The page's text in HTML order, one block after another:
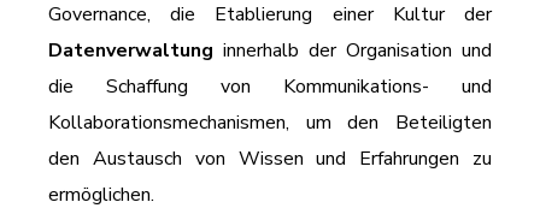
Governance, die Etablierung einer Kultur der
Datenverwaltung innerhalb der Organisation und
die Schaffung von Kommunikations- und
Kollaborationsmechanismen, um den Beteiligten
den Austausch von Wissen und Erfahrungen zu
ermöglichen.